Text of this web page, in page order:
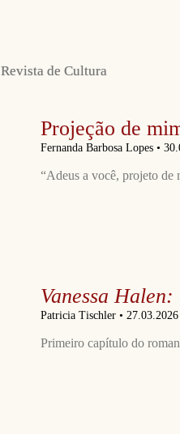
Revista de Cultura
Projeção de
Fernanda Barbosa Lopes
“Adeus a você, projeto de
Vanessa
Patricia Tischler 27.03.2026
Primeiro capítulo do